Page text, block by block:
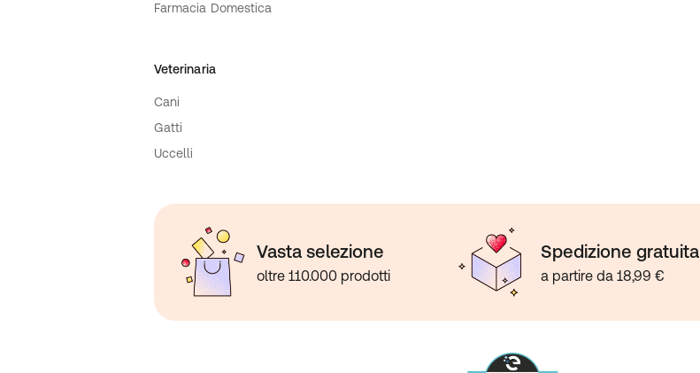
Farmacia Domestica
Veterinaria
Cani
Gatti
Uccelli
Vasta selezione
oltre 110.000 prodotti
Spedizione gratuita
a partire da 18,99 €